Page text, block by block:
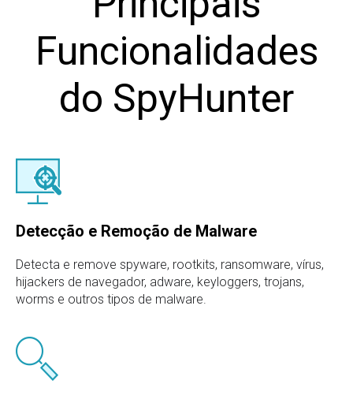
Funcionalidades
do SpyHunter
Detecção e Remoção de Malware
Detecta e remove spyware, rootkits, ransomware, vírus,
hijackers de navegador, adware, keyloggers, trojans,
worms e outros tipos de malware.